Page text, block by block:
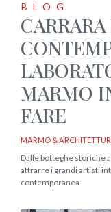
BLOG
CARRARA
MARMO
FARE
MARMO &
Dalle botteghe storiche
attrarre i grandi artisti
contemporanea.